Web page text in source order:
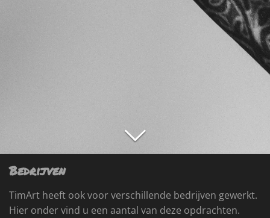
Bedrijven
TimArt heeft ook voor verschillende bedrijven gewerkt.
Hier onder vind u een aantal van deze opdrachten.